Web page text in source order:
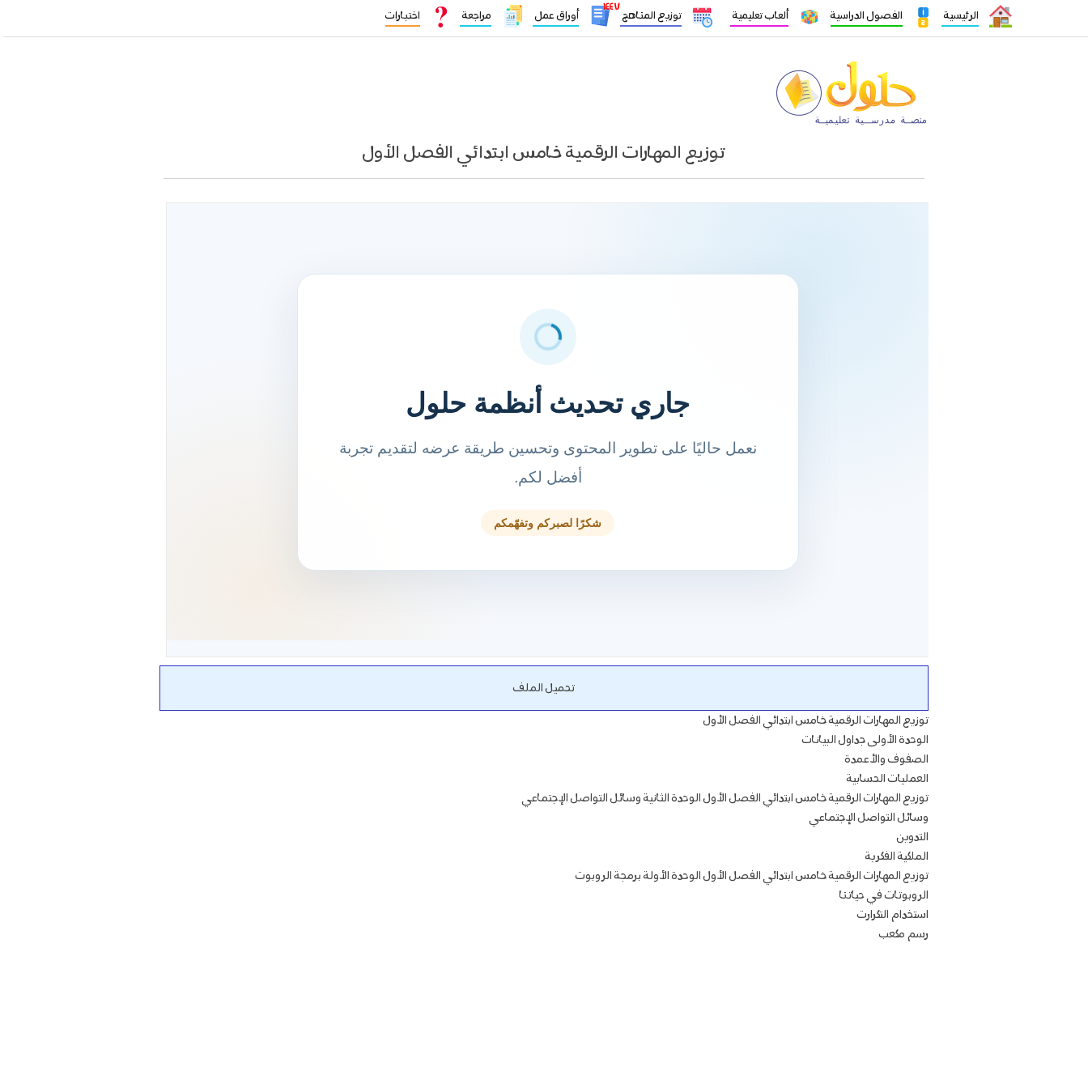
الرئيسية الفصول الدراسية ألعاب تعليمية توزيع المناهج
١٤٤٧
أوراق عمل مراجعة اختبارات
توزيع المهارات الرقمية خامس ابتدائي الفصل الأول
تحميل الملف
توزيع المهارات الرقمية خامس ابتدائي الفصل الأول
الوحدة الأولى جداول البيانات
الصفوف والأعمدة
العمليات الحسابية
توزيع المهارات الرقمية خامس ابتدائي الفصل الأول الوحدة الثانية وسائل التواصل الإجتماعي
وسائل التواصل الإجتماعي
التدوين
الملكية الفكرية
توزيع المهارات الرقمية خامس ابتدائي الفصل الأول الوحدة الأولة برمجة الروبوت
الروبوتات في حياتنا
استخدام التكرارت
رسم مكعب